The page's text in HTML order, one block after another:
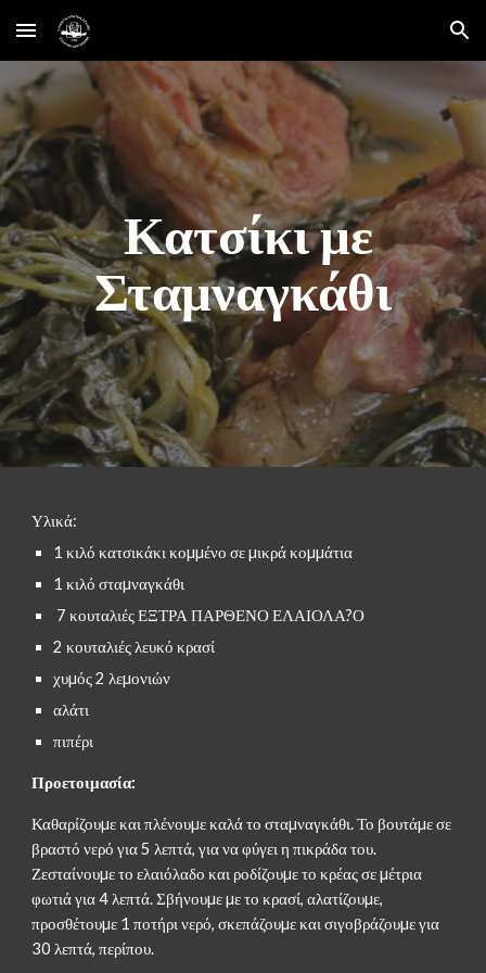
Skip to main content Skip to navigation
   Κατσίκι με
Σταμναγκάθι
Υλικά:
1 κιλό κατσικάκι κοµµένο σε µικρά κοµµάτια
1 κιλό σταµναγκάθι
7 κουταλιές ΕΞΤΡΑ ΠΑΡΘΕΝΟ ΕΛΑΙΟΛΑ?Ο
2 κουταλιές λευκό κρασί
χυµός 2 λεµονιών
αλάτι
πιπέρι
Προετοιμασία:
Καθαρίζουµε και πλένουµε καλά το σταµναγκάθι. Το βουτάµε σε
βραστό νερό για 5 λεπτά, για να φύγει η πικράδα του.
Ζεσταίνουµε το ελαιόλαδο και ροδίζουµε το κρέας σε µέτρια
φωτιά για 4 λεπτά. Σβήνουµε µε το κρασί, αλατίζουµε,
προσθέτουµε 1 ποτήρι νερό, σκεπάζουµε και σιγοβράζουµε για
30 λεπτά, περίπου.